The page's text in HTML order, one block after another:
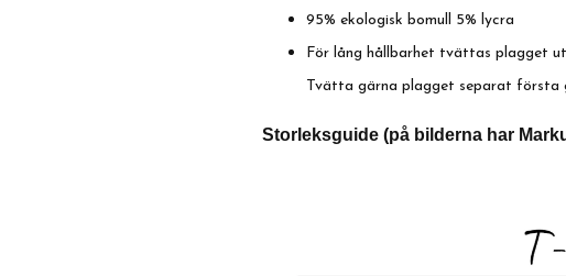
95% ekologisk bomull 5% lycra
För lång hållbarhet tvättas plagget
Tvätta gärna plagget separat första
Storleksguide (på bilderna har